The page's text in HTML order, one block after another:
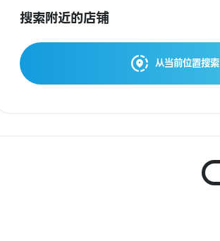
搜索附近的店铺
从当前位置搜索